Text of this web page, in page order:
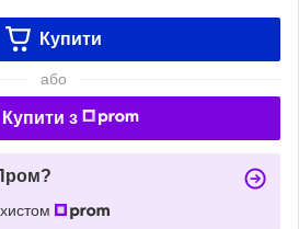
Купити
або
Купити з